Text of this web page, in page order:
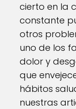
cierto en la
constante
otros
uno de los
dolor y
que
hábitos
nuestras